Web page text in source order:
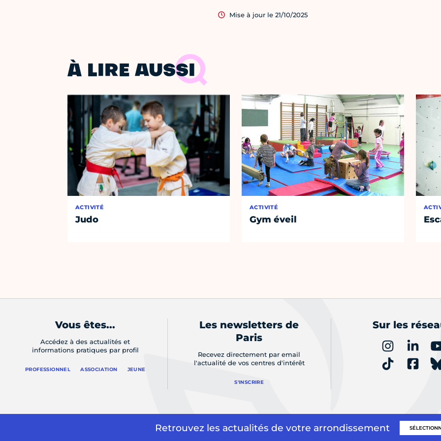
Mise à jour le 21/10/2025
À LIRE AUSSI
ACTIVITÉ
Judo
ACTIVITÉ
Gym éveil
Vous êtes...
Accédez à des actualités et
informations pratiques par profil
PROFESSIONNEL ASSOCIATION JEUNE
Les newsletters de
Paris
Recevez directement par email
l'actualité de vos centres d'intérêt
S'INSCRIRE
Sur les
Retrouvez les actualités de votre arrondissement